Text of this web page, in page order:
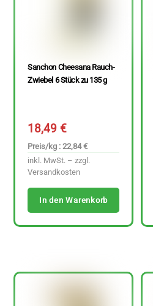
Sanchon Cheesana Rauch-
Zwiebel 6 Stück zu 135 g
18,49€
Preis/kg : 22,84 €
inkl. MwSt. – zzgl.
Versandkosten
In den Warenkorb